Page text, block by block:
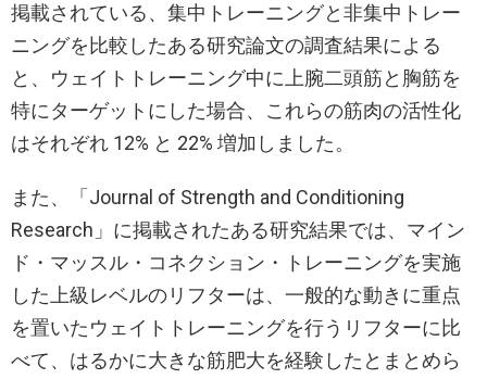
掲載されている、集中トレーニングと非集中トレー
ニングを比較したある研究論文の調査結果による
と、ウェイトトレーニング中に上腕二頭筋と胸筋を
特にターゲットにした場合、これらの筋肉の活性化
はそれぞれ 12% と 22% 増加しました。
また、「Journal of Strength and Conditioning
Research」に掲載されたある研究結果では、マイン
ド・マッスル・コネクション・トレーニングを実施
した上級レベルのリフターは、一般的な動きに重点
を置いたウェイトトレーニングを行うリフターに比
べて、はるかに大きな筋肥大を経験したとまとめら